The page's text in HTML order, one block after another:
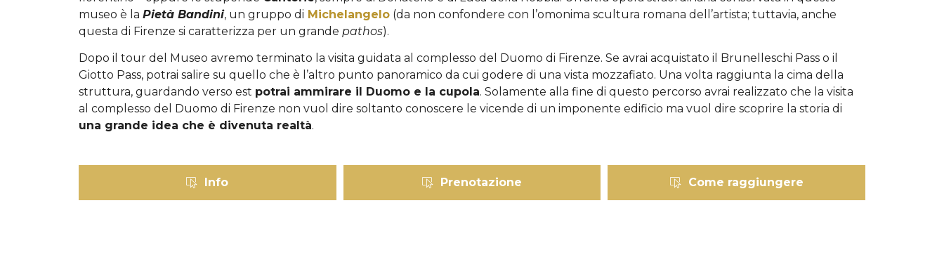
museo è la Pietà Bandini, un gruppo di Michelangelo (da non confondere con l’omonima scultura romana dell’artista; tuttavia, anche
questa di Firenze si caratterizza per un grande pathos).
Dopo il tour del Museo avremo terminato la visita guidata al complesso del Duomo di Firenze. Se avrai acquistato il Brunelleschi Pass o il
Giotto Pass, potrai salire su quello che è l’altro punto panoramico da cui godere di una vista mozzafiato. Una volta raggiunta la cima della
struttura, guardando verso est potrai ammirare il Duomo e la cupola. Solamente alla fine di questo percorso avrai realizzato che la visita
al complesso del Duomo di Firenze non vuol dire soltanto conoscere le vicende di un imponente edificio ma vuol dire scoprire la storia di
una grande idea che è divenuta realtà.
Info Prenotazione Come raggiungere